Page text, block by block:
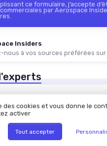
ce formulaire, j’accepte
par Aerospace
Insiders
nous à vos sources préférées sur
des cookies et vous donne le
activer
Tout accepter